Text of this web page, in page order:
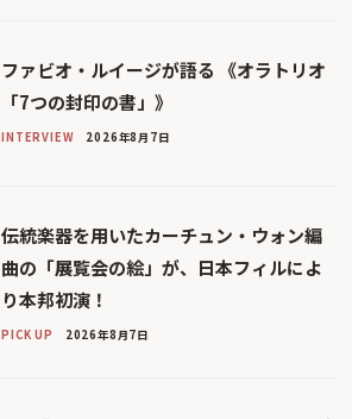
ファビオ・ルイージが語る 《オラトリオ
「7つの封印の書」》
INTERVIEW 2026年8月7日
伝統楽器を用いたカーチュン・ウォン編
曲の「展覧会の絵」が、日本フィルによ
り本邦初演！
PICK UP 2026年8月7日